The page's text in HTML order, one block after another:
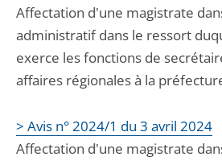
Affectation d'une magistrate
administratif dans le ressort
exerce les fonctions de
affaires régionales à la
> Avis n° 2024/1 du 3 avril 2024
Affectation d'une magistrate